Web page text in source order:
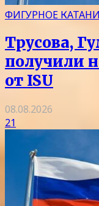
ФИГУРНОЕ
Трусова,
получили
от ISU
08.08.2026
21